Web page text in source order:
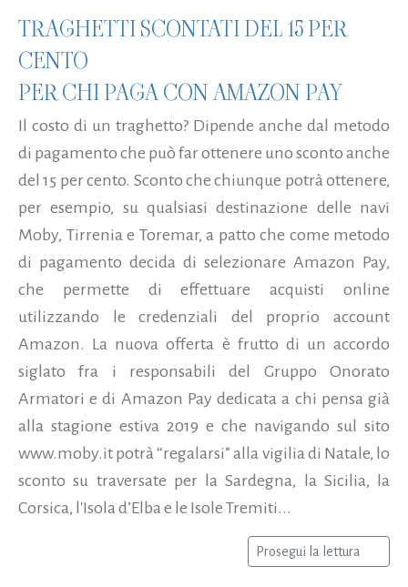
TRAGHETTI SCONTATI DEL 15 PER
CENTO
PER CHI PAGA CON AMAZON PAY
Il costo di un traghetto? Dipende anche dal metodo
di pagamento che può far ottenere uno sconto anche
del 15 per cento. Sconto che chiunque potrà ottenere,
per esempio, su qualsiasi destinazione delle navi
Moby, Tirrenia e Toremar, a patto che come metodo
di pagamento decida di selezionare Amazon Pay,
che permette di effettuare acquisti online
utilizzando le credenziali del proprio account
Amazon. La nuova offerta è frutto di un accordo
siglato fra i responsabili del Gruppo Onorato
Armatori e di Amazon Pay dedicata a chi pensa già
alla stagione estiva 2019 e che navigando sul sito
www.moby.it potrà “regalarsi” alla vigilia di Natale, lo
sconto su traversate per la Sardegna, la Sicilia, la
Corsica, l'Isola d’Elba e le Isole Tremiti...
Prosegui la lettura